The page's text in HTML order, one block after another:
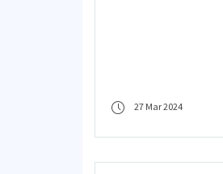
27 Mar 2024